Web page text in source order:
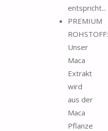
entspricht...
PREMIUM
ROHSTOFF:
Unser
Maca
Extrakt
wird
aus der
Maca
Pflanze